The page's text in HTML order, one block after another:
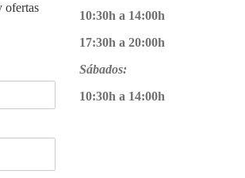
ofertas
10:30h a 14:00h
17:30h a 20:00h
Sábados:
10:30h a 14:00h